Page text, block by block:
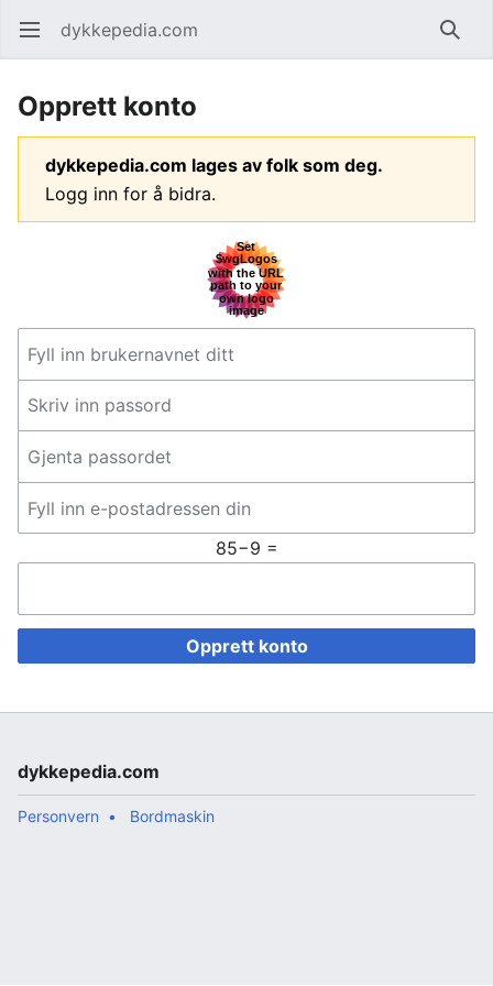
Åpne hovedmenyen dykkepedia.com Søk
Opprett konto
dykkepedia.com lages av folk som deg.
Logg inn for å bidra.
85−9 =
Opprett konto
dykkepedia.com
Personvern Bordmaskin